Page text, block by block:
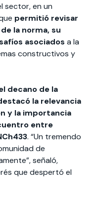
sector, en un
permitió revisar
la norma, su
asociados a la
constructivos y
decano de la
la relevancia
y la importancia
entre
. “Un tremendo
de
señaló,
que despertó el